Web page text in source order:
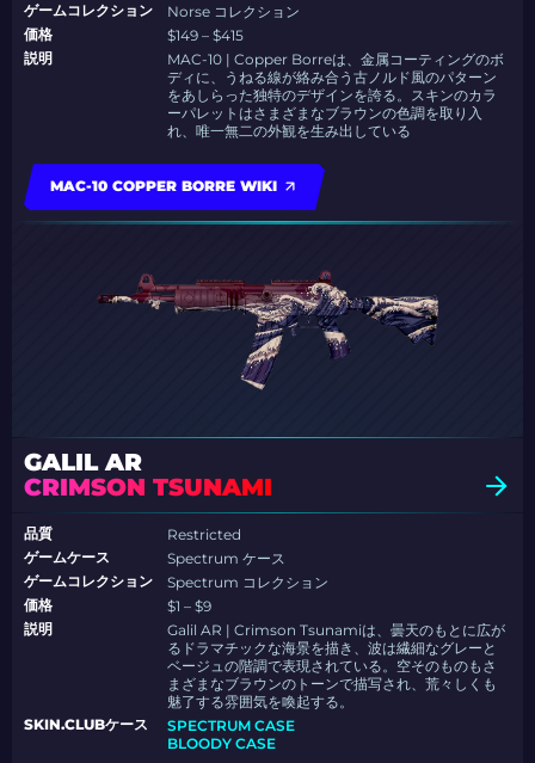
ゲームコレクション
Norse コレクション
価格
$149 – $415
説明
MAC-10 | Copper Borreは、金属コーティングのボ
ディに、うねる線が絡み合う古ノルド風のパターン
をあしらった独特のデザインを誇る。スキンのカラ
ーパレットはさまざまなブラウンの色調を取り入
れ、唯一無二の外観を生み出している
MAC-10 COPPER BORRE WIKI
GALIL AR
CRIMSON TSUNAMI
品質
Restricted
ゲームケース
Spectrum ケース
ゲームコレクション
Spectrum コレクション
価格
$1 – $9
説明
Galil AR | Crimson Tsunamiは、曇天のもとに広が
るドラマチックな海景を描き、波は繊細なグレーと
ベージュの階調で表現されている。空そのものもさ
まざまなブラウンのトーンで描写され、荒々しくも
魅了する雰囲気を喚起する。
SKIN.CLUBケース
SPECTRUM CASE
BLOODY CASE